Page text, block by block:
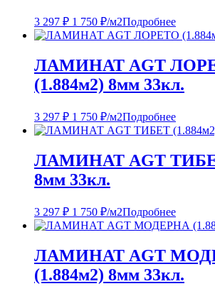
3 297 ₽ 1 750 ₽/м2Подробнее
ЛАМИНАТ AGT
(1.884м2) 8мм 33кл.
3 297 ₽ 1 750 ₽/м2Подробнее
ЛАМИНАТ AGT
8мм 33кл.
3 297 ₽ 1 750 ₽/м2Подробнее
ЛАМИНАТ AGT
(1.884м2) 8мм 33кл.